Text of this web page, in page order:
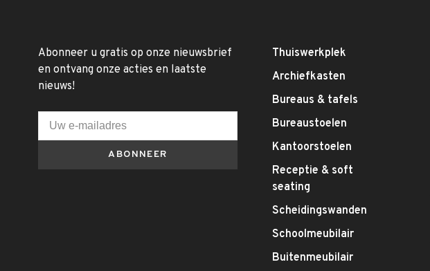
Abonneer u gratis op onze nieuwsbrief
en ontvang onze acties en laatste
nieuws!
ABONNEER
Thuiswerkplek
Archiefkasten
Bureaus & tafels
Bureaustoelen
Kantoorstoelen
Receptie & soft
seating
Scheidingswanden
Schoolmeubilair
Buitenmeubilair